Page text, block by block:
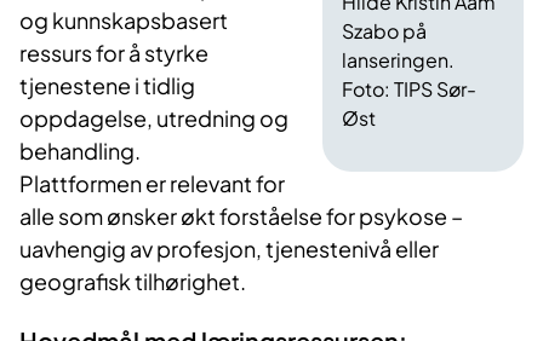
Szabo på
lanseringen.
Foto: TIPS Sør-
Øst
og kunnskapsbasert
ressurs for å styrke
tjenestene i tidlig
oppdagelse, utredning og
behandling.
Plattformen er relevant for
alle som ønsker økt forståelse for psykose –
uavhengig av profesjon, tjenestenivå eller
geografisk tilhørighet.